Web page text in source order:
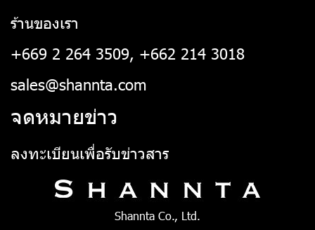
ร้านของเรา
+669 2 264 3509, +662 214 3018
sales@shannta.com
จดหมายข่าว
ลงทะเบียนเพื่อรับข่าวสาร
Shannta Co., Ltd.